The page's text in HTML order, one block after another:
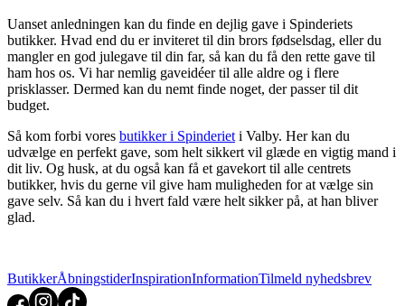
Uanset anledningen kan du finde en dejlig gave i Spinderiets
butikker. Hvad end du er inviteret til din brors fødselsdag, eller du
mangler en god julegave til din far, så kan du få den rette gave til
ham hos os. Vi har nemlig gaveidéer til alle aldre og i flere
prisklasser. Dermed kan du nemt finde noget, der passer til dit
budget.
Så kom forbi vores butikker i Spinderiet i Valby. Her kan du
udvælge en perfekt gave, som helt sikkert vil glæde en vigtig mand i
dit liv. Og husk, at du også kan få et gavekort til alle centrets
butikker, hvis du gerne vil give ham muligheden for at vælge sin
gave selv. Så kan du i hvert fald være helt sikker på, at han bliver
glad.
ButikkerÅbningstiderInspirationInformationTilmeld nyhedsbrev